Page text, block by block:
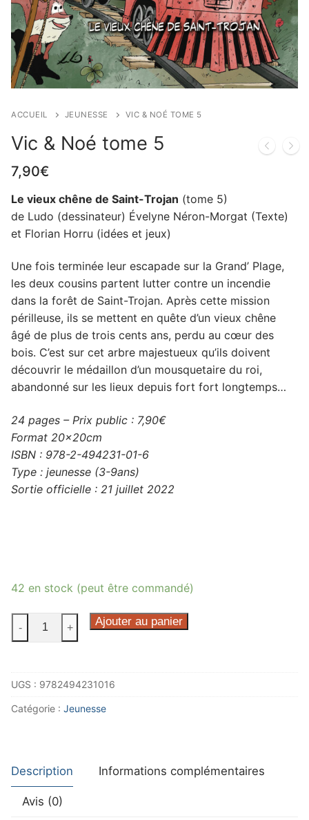
ACCUEIL JEUNESSE VIC & NOÉ TOME 5
Vic & Noé tome 5
7,90€
Le vieux chêne de Saint-Trojan (tome 5)
de Ludo (dessinateur) Évelyne Néron-Morgat (Texte)
et Florian Horru (idées et jeux)
Une fois terminée leur escapade sur la Grand’ Plage,
les deux cousins partent lutter contre un incendie
dans la forêt de Saint-Trojan. Après cette mission
périlleuse, ils se mettent en quête d’un vieux chêne
âgé de plus de trois cents ans, perdu au cœur des
bois. C’est sur cet arbre majestueux qu’ils doivent
découvrir le médaillon d’un mousquetaire du roi,
abandonné sur les lieux depuis fort fort longtemps…
24 pages – Prix public : 7,90€
Format 20x20cm
ISBN : 978-2-494231-01-6
Type : jeunesse (3-9ans)
Sortie officielle : 21 juillet 2022
42 en stock (peut être commandé)
quantité
de
Noé
tome
- + Ajouter au panier
UGS : 9782494231016
Catégorie : Jeunesse
Description Informations complémentaires
Avis (0)